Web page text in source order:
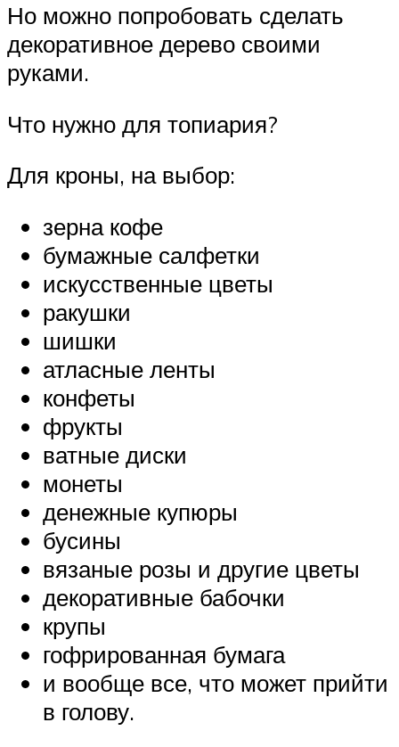
Но можно попробовать сделать
декоративное дерево своими
руками.
Что нужно для топиария?
Для кроны, на выбор:
зерна кофе
бумажные салфетки
искусственные цветы
ракушки
шишки
атласные ленты
конфеты
фрукты
ватные диски
монеты
денежные купюры
бусины
вязаные розы и другие цветы
декоративные бабочки
крупы
гофрированная бумага
и вообще все, что может прийти
в голову.